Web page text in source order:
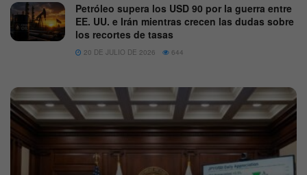
Petróleo supera los USD 90 por la guerra entre
EE. UU. e Irán mientras crecen las dudas sobre
los recortes de tasas
20 DE JULIO DE 2026 644